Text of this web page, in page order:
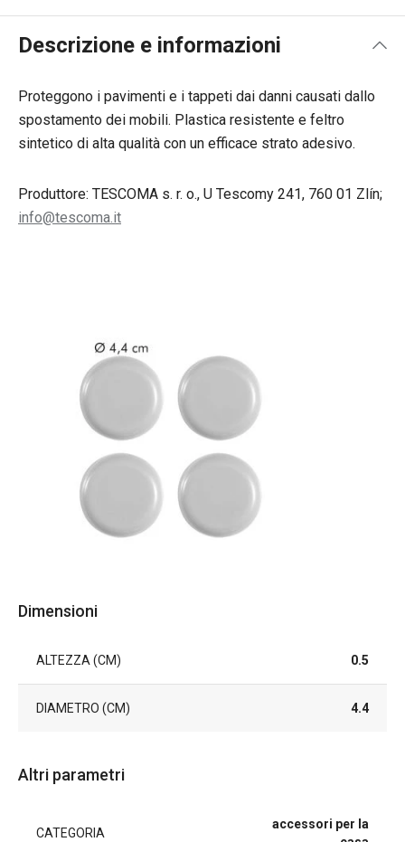
Descrizione e informazioni
Proteggono i pavimenti e i tappeti dai danni causati dallo
spostamento dei mobili. Plastica resistente e feltro
sintetico di alta qualità con un efficace strato adesivo.
Produttore: TESCOMA s. r. o., U Tescomy 241, 760 01 Zlín;
info@tescoma.it
Dimensioni
ALTEZZA (CM) 0.5
DIAMETRO (CM) 4.4
Altri parametri
CATEGORIA
accessori per la